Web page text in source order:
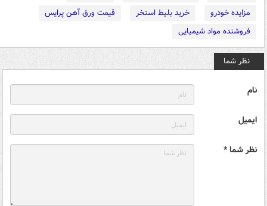
مزایده خودرو
خرید بلیط استخر
قیمت ورق آهن پرایس
فروشنده مواد شیمیایی
نظر شما
نام
ایمیل
نظر شما *